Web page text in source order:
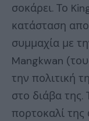
σοκάρει. Το
κατάσταση
συμμαχία με
Mangkwan
την πολιτική
στο διάβα της.
πορτοκαλί